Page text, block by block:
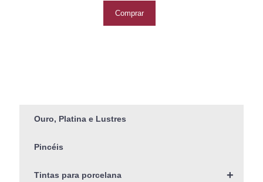
Comprar
Ouro, Platina e Lustres
Pincéis
+
Tintas para porcelana